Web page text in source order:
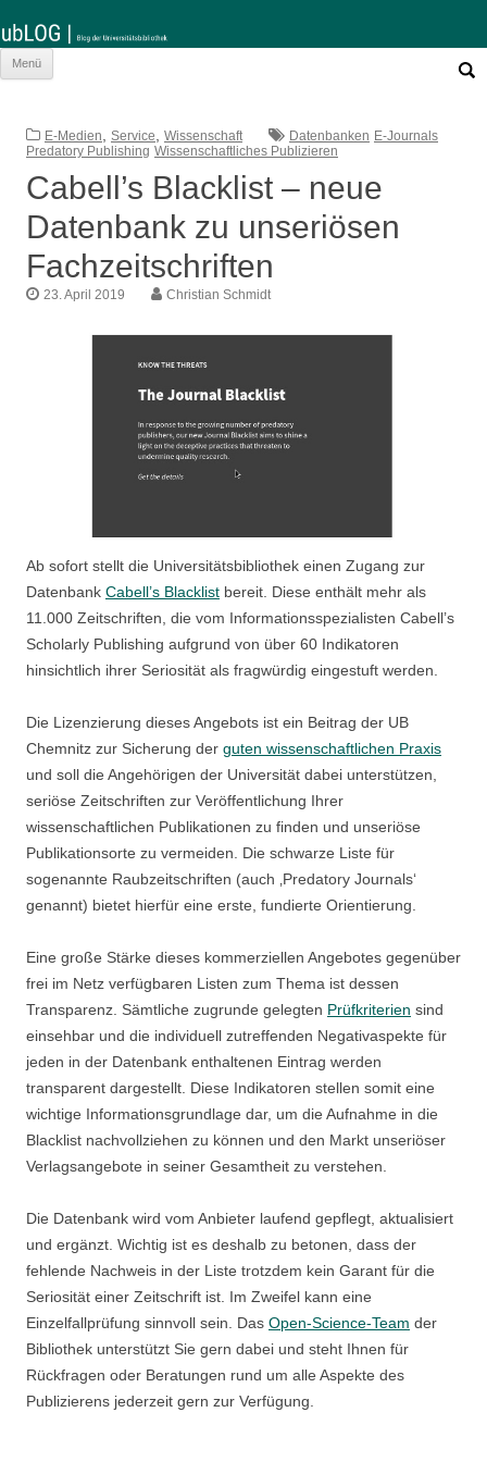
Menü
nach:
E-Medien, Service, Wissenschaft Datenbanken E-Journals
Predatory Publishing Wissenschaftliches Publizieren
Cabell’s Blacklist – neue
Datenbank zu unseriösen
Fachzeitschriften
23. April 2019 Christian Schmidt
Ab sofort stellt die Universitätsbibliothek einen Zugang zur
Datenbank Cabell’s Blacklist bereit. Diese enthält mehr als
11.000 Zeitschriften, die vom Informationsspezialisten Cabell’s
Scholarly Publishing aufgrund von über 60 Indikatoren
hinsichtlich ihrer Seriosität als fragwürdig eingestuft werden.
Die Lizenzierung dieses Angebots ist ein Beitrag der UB
Chemnitz zur Sicherung der guten wissenschaftlichen Praxis
und soll die Angehörigen der Universität dabei unterstützen,
seriöse Zeitschriften zur Veröffentlichung Ihrer
wissenschaftlichen Publikationen zu finden und unseriöse
Publikationsorte zu vermeiden. Die schwarze Liste für
sogenannte Raubzeitschriften (auch ‚Predatory Journals‘
genannt) bietet hierfür eine erste, fundierte Orientierung.
Eine große Stärke dieses kommerziellen Angebotes gegenüber
frei im Netz verfügbaren Listen zum Thema ist dessen
Transparenz. Sämtliche zugrunde gelegten Prüfkriterien sind
einsehbar und die individuell zutreffenden Negativaspekte für
jeden in der Datenbank enthaltenen Eintrag werden
transparent dargestellt. Diese Indikatoren stellen somit eine
wichtige Informationsgrundlage dar, um die Aufnahme in die
Blacklist nachvollziehen zu können und den Markt unseriöser
Verlagsangebote in seiner Gesamtheit zu verstehen.
Die Datenbank wird vom Anbieter laufend gepflegt, aktualisiert
und ergänzt. Wichtig ist es deshalb zu betonen, dass der
fehlende Nachweis in der Liste trotzdem kein Garant für die
Seriosität einer Zeitschrift ist. Im Zweifel kann eine
Einzelfallprüfung sinnvoll sein. Das Open-Science-Team der
Bibliothek unterstützt Sie gern dabei und steht Ihnen für
Rückfragen oder Beratungen rund um alle Aspekte des
Publizierens jederzeit gern zur Verfügung.